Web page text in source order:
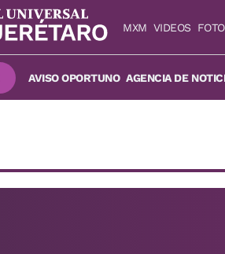
MXM VIDEOS
AVISO OPORTUNO AGENCIA DE